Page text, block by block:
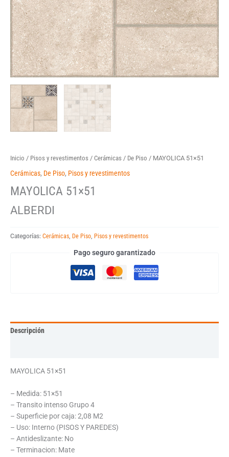
Inicio / Pisos y revestimentos / Cerámicas / De Piso / MAYOLICA 51×51
Cerámicas, De Piso, Pisos y revestimentos
MAYOLICA 51×51
ALBERDI
Categorías: Cerámicas, De Piso, Pisos y revestimentos
Pago seguro garantizado
Descripción
MAYOLICA 51×51
– Medida: 51×51
– Transito intenso Grupo 4
– Superficie por caja: 2,08 M2
– Uso: Interno (PISOS Y PAREDES)
– Antideslizante: No
– Terminacion: Mate